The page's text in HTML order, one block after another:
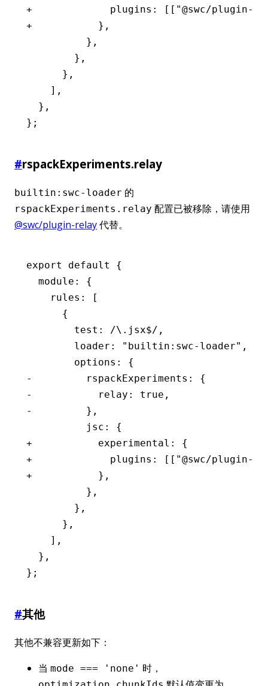
+             plugins: [["@swc/plugin-
+           },
          },
        },
      },
    ],
  },
};
#rspackExperiments.relay
builtin:swc-loader 的
rspackExperiments.relay 配置已被移除，请使用
@swc/plugin-relay代替。
export default {
  module: {
    rules: [
      {
        test: /\.jsx$/,
        loader: "builtin:swc-loader",
        options: {
-         rspackExperiments: {
-           relay: true,
-         },
          jsc: {
+           experimental: {
+             plugins: [["@swc/plugin-
+           },
          },
        },
      },
    ],
  },
};
#其他
其他不兼容更新如下：
当 mode === 'none' 时，